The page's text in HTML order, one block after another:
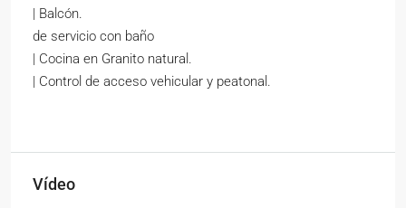
| Balcón.
de servicio con baño
| Cocina en Granito natural.
| Control de acceso vehicular y peatonal.
Vídeo